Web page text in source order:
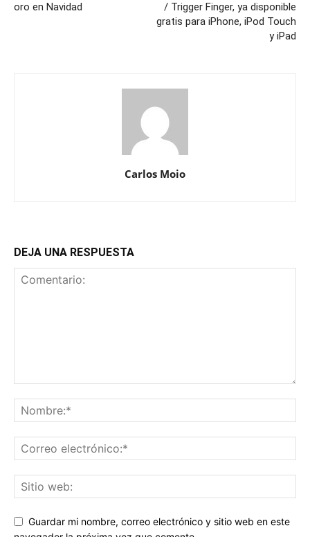
oro en Navidad
/ Trigger Finger, ya disponible
gratis para iPhone, iPod Touch
y iPad
Carlos Moio
DEJA UNA RESPUESTA
Guardar mi nombre, correo electrónico y sitio web en este